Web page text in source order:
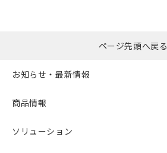
ページ先頭へ戻る
お知らせ・最新情報
商品情報
ソリューション